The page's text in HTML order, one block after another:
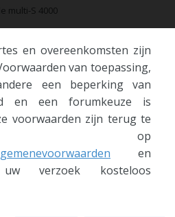
multi-S 4000
Design
voor detail komen samen in de
unieke libero 4000
en overeenkomsten zijn
van toepassing,
een beperking van
en een forumkeuze is
voorwaarden zijn terug te
op
en
verzoek kosteloos